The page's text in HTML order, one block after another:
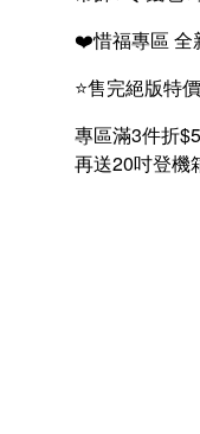
❤️惜福專區 全
⭐售完絕版特
專區滿3件折
再送20吋登機